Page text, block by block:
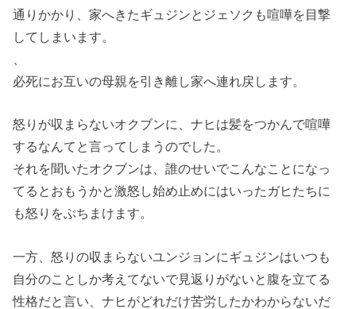
通りかかり
、家へきたギュジンとジェソクも喧嘩を目撃
してしまいます。
必死にお互いの母親を引き離し家へ連れ戻します。
怒りが収まらないオクブンに、ナヒは髪をつかんで喧嘩
するなんてと言ってしまうのでした。
それを聞いたオクブンは、誰のせいでこんなことになっ
てるとおもうかと激怒し始め止めにはいったガヒたちに
も怒りをぶちまけます。
一方、怒りの収まらないユンジョンにギュジンはいつも
自分のことしか考えてないで見返りがないと腹を立てる
性格だと言い、ナヒがどれだけ苦労したかわからないだ